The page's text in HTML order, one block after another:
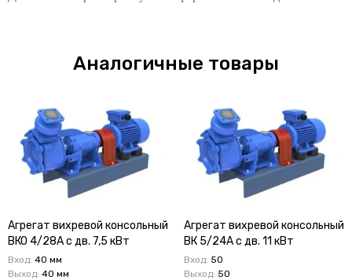
Аналогичные товары
Агрегат вихревой консольный
ВКО 4/28А с дв. 7,5 кВт
Вход: 40 мм
Выход: 40 мм
Агрегат вихревой консольный
ВК 5/24А с дв. 11 кВт
Вход: 50
Выход: 50